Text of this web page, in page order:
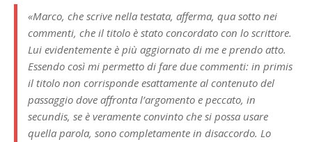
«Marco, che scrive nella testata, afferma, qua sotto nei
commenti, che il titolo è stato concordato con lo scrittore.
Lui evidentemente è più aggiornato di me e prendo atto.
Essendo così mi permetto di fare due commenti: in primis
il titolo non corrisponde esattamente al contenuto del
passaggio dove affronta l’argomento e peccato, in
secundis, se è veramente convinto che si possa usare
quella parola, sono completamente in disaccordo. Lo